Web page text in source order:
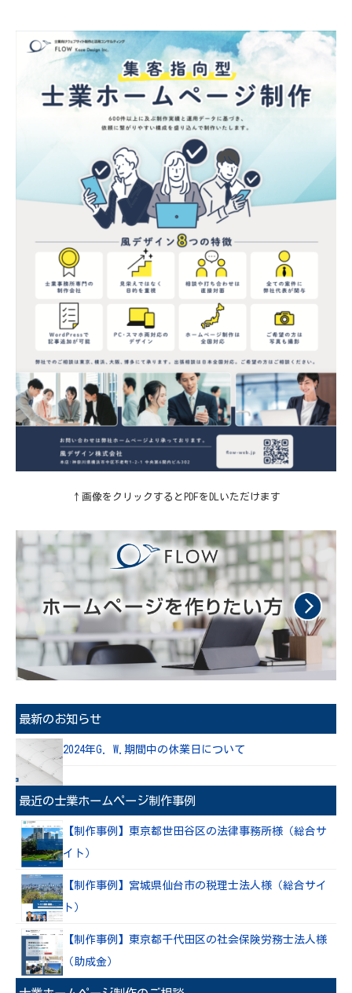
↑画像をクリックするとPDFをDLいただけます
最新のお知らせ
2024年G. W.期間中の休業日について
最近の士業ホームページ制作事例
【制作事例】東京都世田谷区の法律事務所様（総合サ
イト）
【制作事例】宮城県仙台市の税理士法人様（総合サイ
ト）
【制作事例】東京都千代田区の社会保険労務士法人様
（助成金）